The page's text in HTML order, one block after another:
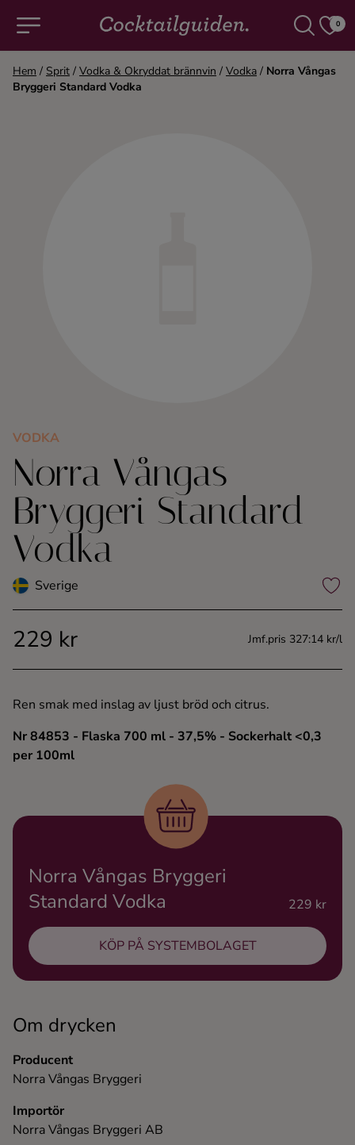
0
COCKTAILS & DRINKAR
Rom
Shots
Tequila
Vodka
Ingredienser
Hem / Sprit / Vodka & Okryddat brännvin / Vodka / Norra Vångas
Bryggeri Standard Vodka
VODKA
Norra Vångas
Bryggeri Standard
Vodka
Sverige
229 kr Jmf.pris 327:14 kr/l
Ren smak med inslag av ljust bröd och citrus.
Nr 84853 - Flaska 700 ml - 37,5% - Sockerhalt <0,3
per 100ml
Om drycken
Producent
Norra Vångas Bryggeri
Importör
Norra Vångas Bryggeri AB
Norra Vångas Bryggeri
Standard Vodka
229 kr
KÖP PÅ SYSTEMBOLAGET